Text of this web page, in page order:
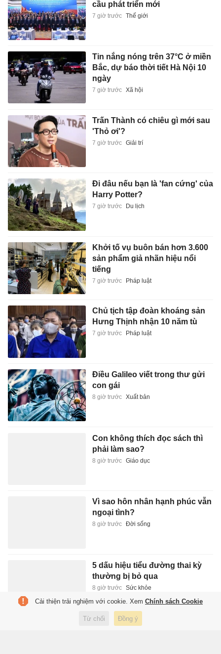
cầu phát triển mới
7 giờ trước Thế giới
Tin nắng nóng trên 37°C ở miền
Bắc, dự báo thời tiết Hà Nội 10
ngày
7 giờ trước Xã hội
Trấn Thành có chiêu gì mới sau
'Thỏ ơi'?
7 giờ trước Giải trí
Đi đâu nếu bạn là 'fan cứng' của
Harry Potter?
7 giờ trước Du lịch
Khởi tố vụ buôn bán hơn 3.600
sản phẩm giả nhãn hiệu nổi
tiếng
7 giờ trước Pháp luật
Chủ tịch tập đoàn khoáng sản
Hưng Thịnh nhận 10 năm tù
7 giờ trước Pháp luật
Điều Galileo viết trong thư gửi
con gái
8 giờ trước Xuất bản
Con không thích đọc sách thì
phải làm sao?
8 giờ trước Giáo dục
Vì sao hôn nhân hạnh phúc vẫn
ngoại tình?
8 giờ trước Đời sống
5 dấu hiệu tiểu đường thai kỳ
thường bị bỏ qua
8 giờ trước Sức khỏe
Camera AI truy vết tài xế xe tải
Cải thiện trải nghiệm với cookie. Xem Chính sách Cookie
Từ chối Đồng ý